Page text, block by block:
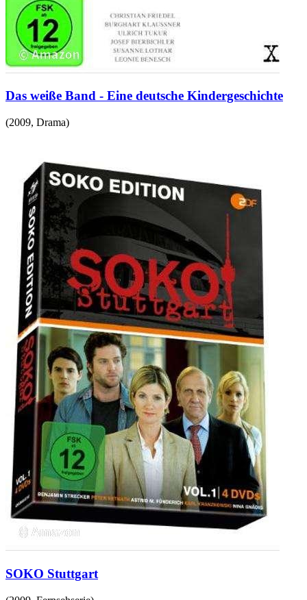
Das weiße Band - Eine deutsche Kindergeschichte
(2009, Drama)
SOKO Stuttgart